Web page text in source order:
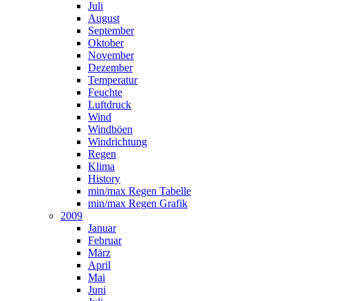
Juli
August
September
Oktober
November
Dezember
Temperatur
Feuchte
Luftdruck
Wind
Windböen
Windrichtung
Regen
Klima
History
min/max Regen Tabelle
min/max Regen Grafik
2009
Januar
Februar
März
April
Mai
Juni